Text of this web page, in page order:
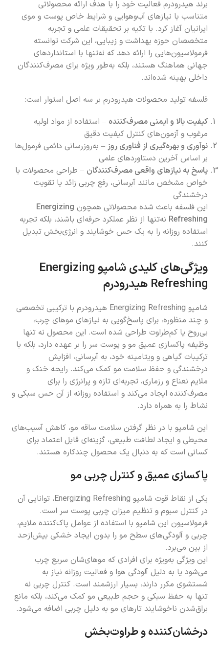
برند هیدرودرم فعالیت خود را با هدف ارائه محصولاتی
متناسب با نیازهای آب‌وهوایی و شرایط خاص پوست و موی
ایرانیان آغاز کرد. با تکیه بر تحقیقات علمی و تجربه
متخصصان حوزه بهداشت و زیبایی، این شرکت توانسته
فرمولاسیون‌هایی را ارائه دهد که نه‌تنها با استانداردهای
جهانی هماهنگ هستند، بلکه به‌طور ویژه برای مصرف‌کنندگان
داخلی بهینه شده‌اند.
فلسفه تولید محصولات هیدرودرم بر سه اصل استوار است:
کیفیت بالا و ایمنی مصرف‌کننده – استفاده از مواد اولیه
مرغوب و آزمون‌های کنترل کیفیت دقیق
نوآوری و بهره‌گیری از فناوری روز – به‌روزرسانی دائمی فرمول‌ها
بر اساس آخرین دستاوردهای علمی
پاسخ به نیازهای واقعی مصرف‌کنندگان – طراحی محصولات با
خواص مشخص مانند آبرسانی، رفع چربی زائد یا تقویت
درخشندگی
این فلسفه باعث شده محصولاتی همچون Energizing
Refreshing نه‌تنها از نظر عملکرد حرفه‌ای باشند، بلکه تجربه
استفاده روزانه را به یک حس خوشایند و انرژی‌بخش تبدیل
کنند.
ویژگی‌های کلیدی شامپو Energizing
Refreshing هیدرودرم
شامپو Energizing Refreshing هیدرودرم با ترکیبی تخصصی
و چند منظوره، برای پاسخ‌گویی به نیازهای موهای چرب،
بی‌روح یا کم‌طراوت طراحی شده است. این محصول نه تنها
وظیفه پاکسازی عمیق مو و پوست سر را بر عهده دارد، بلکه با
ترکیبات گیاهی و ویتامینه خود، به آبرسانی، افزایش
درخشندگی و حفظ سلامت مو کمک می‌کند. رایحه خنک و
ملایم نعناع و رزماری، تجربه‌ای تازه و پرانرژی را برای
مصرف‌کننده ایجاد می‌کند و استفاده روزانه از آن حس سبکی و
نشاط را به همراه دارد.
این شامپو با در نظر گرفتن سلامت ساقه مو، کاهش آسیب‌های
محیطی و ایجاد لطافت طبیعی، گزینه‌ای قابل اعتماد برای
کسانی است که به دنبال یک محصول چندکاره هستند.
پاکسازی عمیق و کنترل چربی مو
یکی از نقاط قوت شامپو Energizing Refreshing، توانایی آن
در کنترل سبوم و تنظیم میزان چربی پوست سر است.
فرمولاسیون این شامپو با استفاده از عوامل پاک‌کننده ملایم،
چربی و آلودگی‌های سطح مو را بدون ایجاد خشکی بیش‌ازحد
از بین می‌برد.
این ویژگی به‌ویژه برای افرادی که موهای‌شان سریع چرب
می‌شود یا به دلیل آلودگی هوا و فعالیت روزانه نیاز به
شستشوی مکرر دارند، بسیار ارزشمند است. کنترل چربی نه
تنها به حفظ سبکی و حجم طبیعی مو کمک می‌کند، بلکه مانع
براق‌شدن ناخوشایند تارهای مو به دلیل چربی اضافه می‌شود.
درخشان‌کننده و طراوت‌بخش